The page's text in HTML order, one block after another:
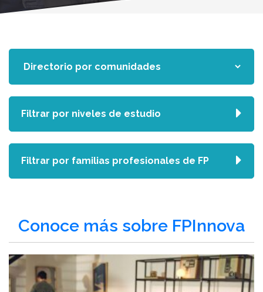
Conoce más sobre FPInnova
Filtrar por niveles de estudio
Filtrar por familias profesionales de FP